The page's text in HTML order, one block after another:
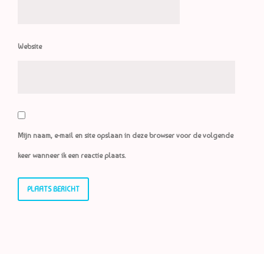
Website
Mijn naam, e-mail en site opslaan in deze browser voor de volgende
keer wanneer ik een reactie plaats.